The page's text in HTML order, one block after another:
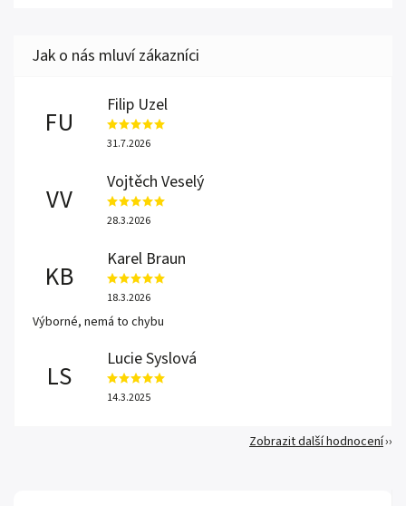
FU
Filip Uzel
31.7.2026
VV
Vojtěch Veselý
28.3.2026
KB
Karel Braun
18.3.2026
Výborné, nemá to chybu
LS
Lucie Syslová
14.3.2025
Zobrazit další hodnocení